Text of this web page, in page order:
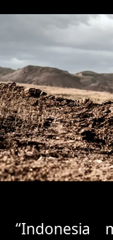
“Indonesia